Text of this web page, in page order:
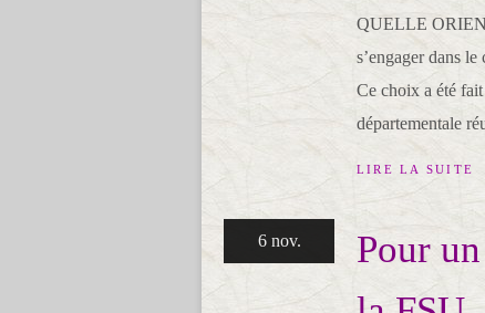
QUELLE
s’engager dans
Ce choix a été
départementale
LIRE LA SUITE
6 nov.
Pour